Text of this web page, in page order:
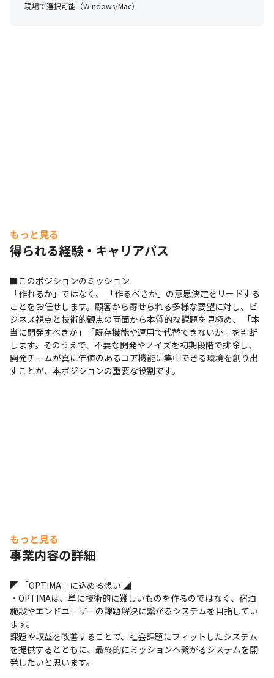
現場で選択可能（Windows/Mac）
もっと見る
得られる経験・キャリアパス
■このポジションのミッション
「作れるか」ではなく、 「作るべきか」の意思決定をリードする
ことをお任せします。顧客から寄せられる多様な要望に対し、ビ
ジネス視点と技術的観点の両面から本質的な課題を見極め、 「本
当に開発すべきか」「既存機能や運用で代替できないか」を判断
します。そのうえで、不要な開発やノイズを初期段階で排除し、
開発チームが真に価値のあるコア機能に集中できる環境を創り出
すことが、本ポジションの重要な役割です。
もっと見る
事業内容の詳細
◤ 「OPTIMA」に込める想い ◢
・OPTIMAは、単に技術的に難しいものを作るのではなく、宿泊
施設やエンドユーザーの課題解決に繋がるシステムを目指してい
ます。
課題や収益を改善することで、社会課題にフィットしたシステム
を提供するとともに、最終的にミッションへ繋がるシステムを開
発したいと思います。